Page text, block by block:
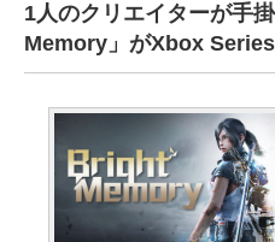
1人のクリエイターが手
Memory」がXbox Series